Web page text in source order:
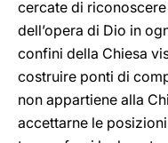
cercate di
dell’opera di Dio in
confini della Chiesa
costruire ponti di
non appartiene alla
accettarne le